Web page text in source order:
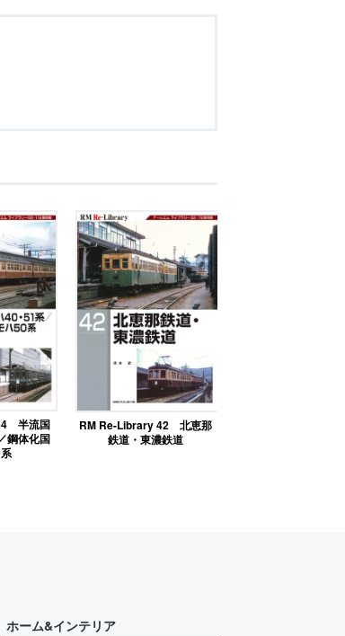
半流国
鋼体化国
RM Re-Library 42 北恵那
鉄道・東濃鉄道
ホーム&インテリア